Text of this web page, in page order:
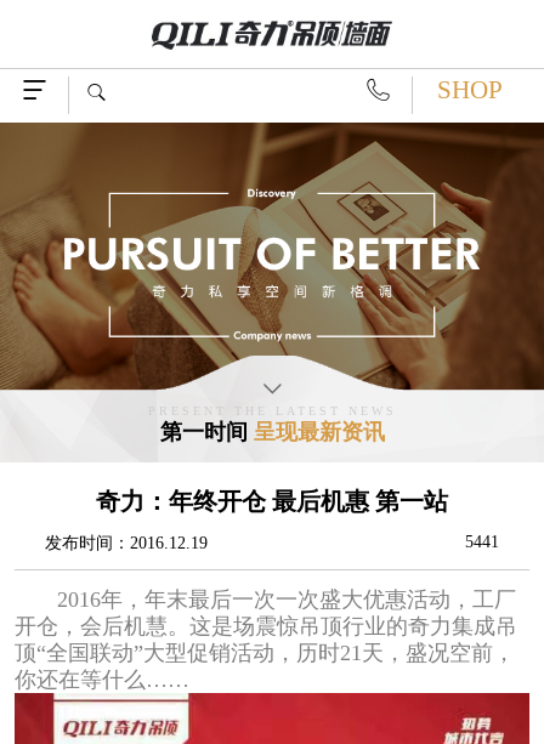
   SHOP

PRESENT THE LATEST NEWS
第一时间 呈现最新资讯
奇力：年终开仓 最后机惠 第一站
发布时间：2016.12.19 5441
2016年，年末最后一次一次盛大优惠活动，工厂
开仓，会后机慧。这是场震惊吊顶行业的奇力集成吊
顶“全国联动”大型促销活动，历时21天，盛况空前，
你还在等什么……